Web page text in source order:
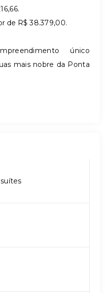
.
de R$ 38.379,00.
único
mais nobre da Ponta
suítes